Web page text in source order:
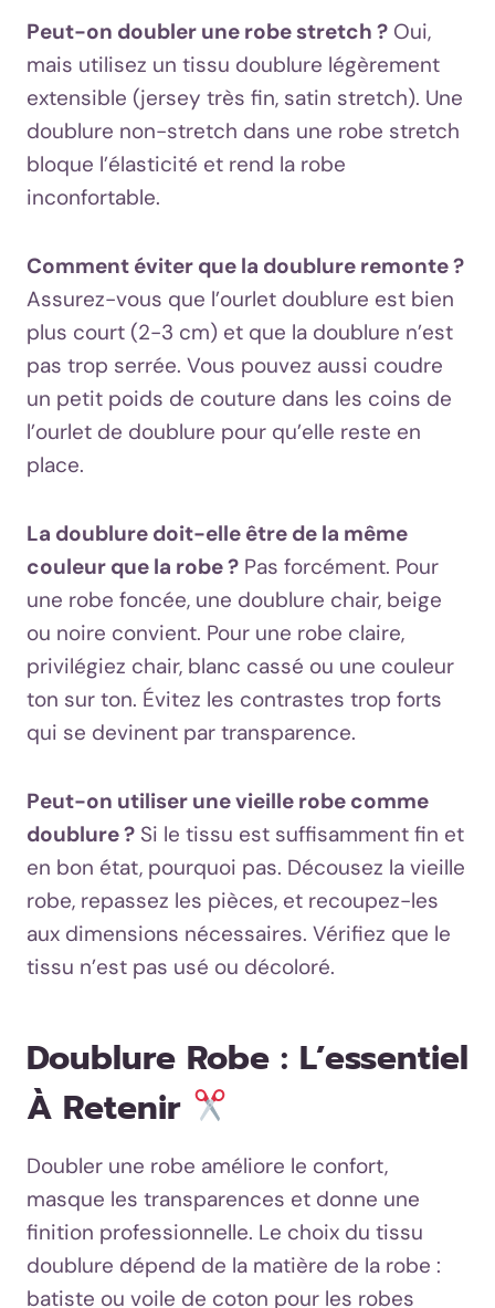
Peut-on doubler une robe stretch ? Oui,
mais utilisez un tissu doublure légèrement
extensible (jersey très fin, satin stretch). Une
doublure non-stretch dans une robe stretch
bloque l’élasticité et rend la robe
inconfortable.
Comment éviter que la doublure remonte ?
Assurez-vous que l’ourlet doublure est bien
plus court (2-3 cm) et que la doublure n’est
pas trop serrée. Vous pouvez aussi coudre
un petit poids de couture dans les coins de
l’ourlet de doublure pour qu’elle reste en
place.
La doublure doit-elle être de la même
couleur que la robe ? Pas forcément. Pour
une robe foncée, une doublure chair, beige
ou noire convient. Pour une robe claire,
privilégiez chair, blanc cassé ou une couleur
ton sur ton. Évitez les contrastes trop forts
qui se devinent par transparence.
Peut-on utiliser une vieille robe comme
doublure ? Si le tissu est suffisamment fin et
en bon état, pourquoi pas. Décousez la vieille
robe, repassez les pièces, et recoupez-les
aux dimensions nécessaires. Vérifiez que le
tissu n’est pas usé ou décoloré.
Doublure Robe : L’essentiel
À Retenir
Doubler une robe améliore le confort,
masque les transparences et donne une
finition professionnelle. Le choix du tissu
doublure dépend de la matière de la robe :
batiste ou voile de coton pour les robes